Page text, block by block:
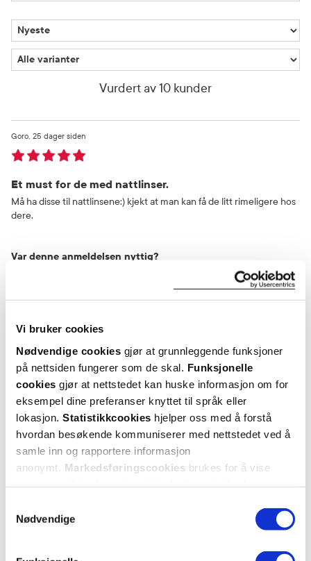
Vi bruker cookies
Nødvendige cookies gjør at grunnleggende funksjoner
på nettsiden fungerer som de skal. Funksjonelle
cookies gjør at nettstedet kan huske informasjon om for
eksempel dine preferanser knyttet til språk eller
lokasjon. Statistikkcookies hjelper oss med å forstå
hvordan besøkende kommuniserer med nettstedet ved å
samle inn og rapportere informasjon
anonymt. Markedsføringscookies brukes for å vise
Nødvendige
Vurdert av 10 kunder
Et must for de med nattlinser.
25 dager siden
Goro
Må ha disse til nattlinsene:) kjekt at man kan få de litt rimeligere hos
dere.
Var denne anmeldelsen nyttig?
Behøver ikke dryppe så ofte. Tidligere en gang i timen.
Inger
God virkning. Bedre enn de som fåes på resept.
Var denne anmeldelsen nyttig?